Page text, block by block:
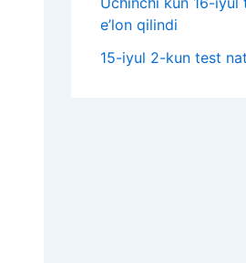
e’lon qilindi
15-iyul 2-kun test